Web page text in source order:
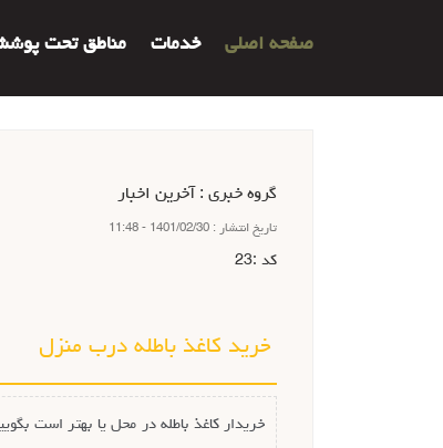
صفحه اصلی خدمات مناطق تحت
گروه خبري : آخرین اخبار
تاريخ انتشار : 1401/02/30 - 11:48
كد :23
خرید کاغذ باطله درب منزل